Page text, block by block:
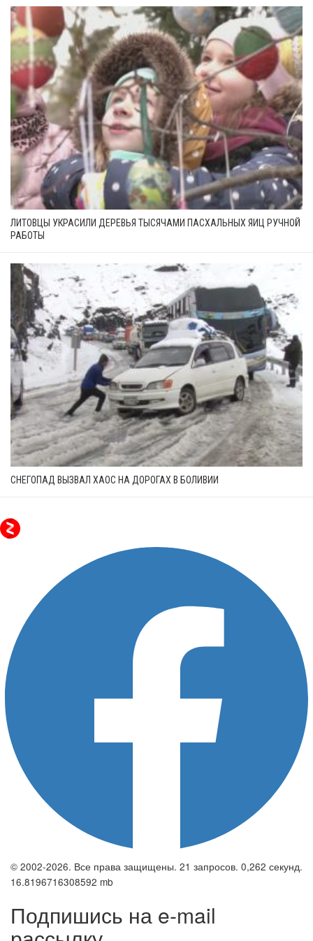
ЛИТОВЦЫ УКРАСИЛИ ДЕРЕВЬЯ ТЫСЯЧАМИ ПАСХАЛЬНЫХ ЯИЦ РУЧНОЙ
РАБОТЫ
СНЕГОПАД ВЫЗВАЛ ХАОС НА ДОРОГАХ В БОЛИВИИ
© 2002-2026. Все права защищены. 21 запросов. 0,262 секунд.
16.8196716308592 mb
Подпишись на e-mail